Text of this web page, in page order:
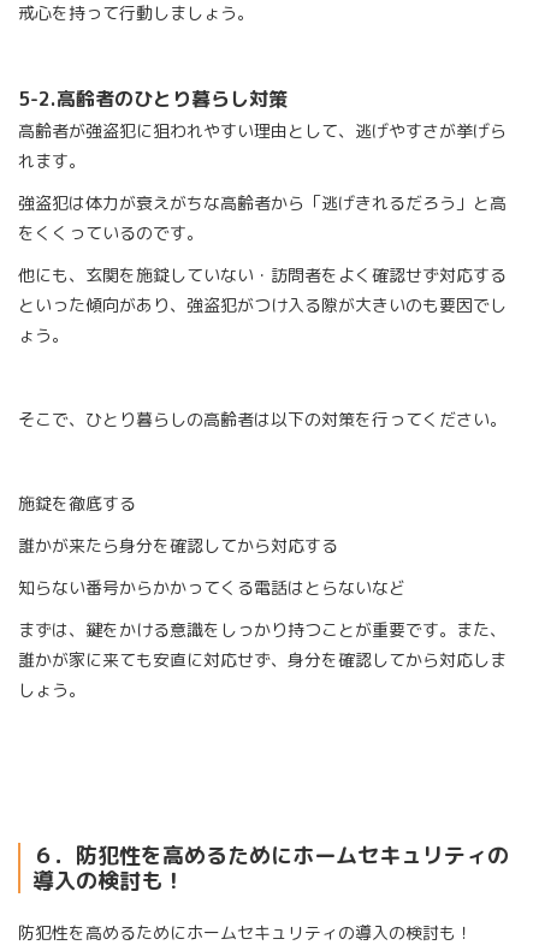
戒心を持って行動しましょう。
5-2.高齢者のひとり暮らし対策
高齢者が強盗犯に狙われやすい理由として、逃げやすさが挙げら
れます。
強盗犯は体力が衰えがちな高齢者から「逃げきれるだろう」と高
をくくっているのです。
他にも、玄関を施錠していない・訪問者をよく確認せず対応する
といった傾向があり、強盗犯がつけ入る隙が大きいのも要因でし
ょう。
そこで、ひとり暮らしの高齢者は以下の対策を行ってください。
施錠を徹底する
誰かが来たら身分を確認してから対応する
知らない番号からかかってくる電話はとらないなど
まずは、鍵をかける意識をしっかり持つことが重要です。また、
誰かが家に来ても安直に対応せず、身分を確認してから対応しま
しょう。
６．防犯性を高めるためにホームセキュリティの
導入の検討も！
防犯性を高めるためにホームセキュリティの導入の検討も！